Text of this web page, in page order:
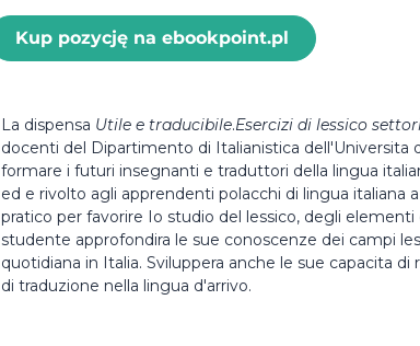
Kup pozycję na ebookpoint.pl
La dispensa Utile e traducibile.Esercizi di lessico
docenti del Dipartimento di Italianistica
formare i futuri insegnanti e traduttori della lingua
ed e rivolto agli apprendenti polacchi di lingua italiana
pratico per favorire Io studio del lessico, degli
studente approfondira le sue conoscenze dei campi
quotidiana in Italia. Sviluppera anche le sue capacita
di traduzione nella lingua d'arrivo.